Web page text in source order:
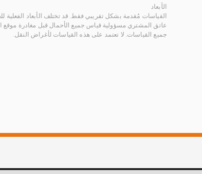
الأبعاد
القياسات مُقدمة بشكل تقريبي فقط. قد تختلف الأبعاد الفعلية
عاتق المشتري مسؤولية قياس جميع الأحمال قبل مغادرة
جميع القياسات. لا تعتمد على هذه القياسات لأغراض النقل.